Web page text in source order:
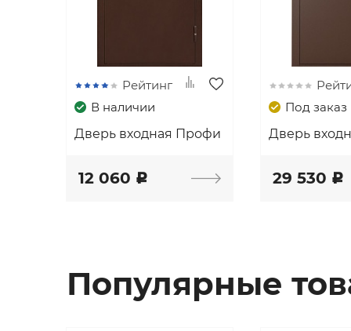
Рейтинг
В наличии
Дверь входная Профи
12 060 c
Под заказ
Дверь
29 530 c
Популярные